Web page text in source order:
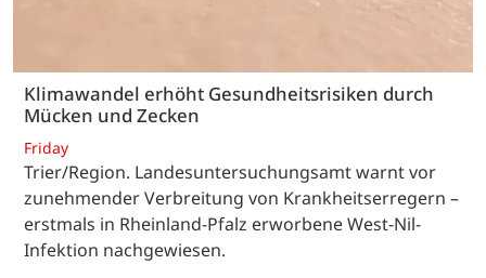
Klimawandel erhöht Gesundheitsrisiken durch
Mücken und Zecken
Friday
Trier/Region. Landesuntersuchungsamt warnt vor
zunehmender Verbreitung von Krankheitserregern –
erstmals in Rheinland-Pfalz erworbene West-Nil-
Infektion nachgewiesen.